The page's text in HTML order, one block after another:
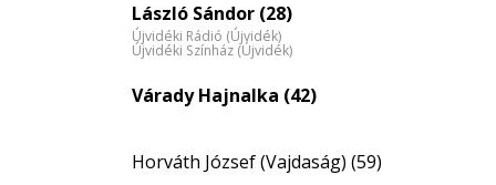
eloszlás
nagyítása
László Sándor (28)
Újvidéki Rádió (Újvidék)
Újvidéki Színház (Újvidék)
Várady Hajnalka (42)
Horváth József (Vajdaság) (59)